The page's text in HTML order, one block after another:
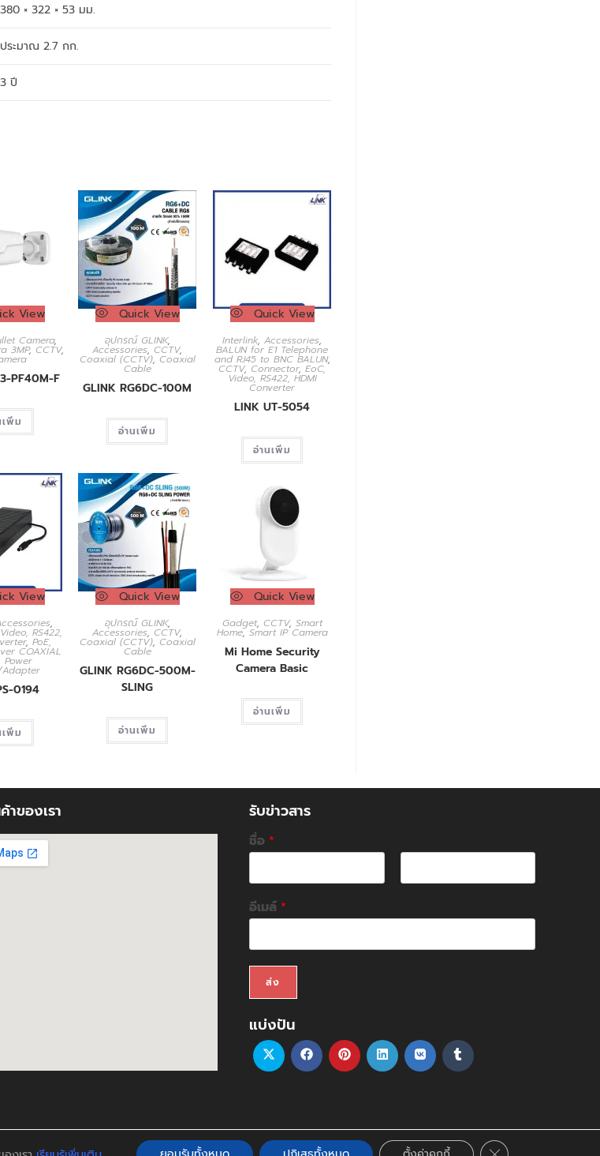
380 × 322 × 53 มม.
ประมาณ 2.7 กก.
3 ปี
View
Camera,
3MP, CCTV,
PF40M-F
พิ่ม
Quick View
อุปกรณ์ GLINK,
Accessories, CCTV,
Coaxial (CCTV), Coaxial
Cable
GLINK RG6DC-100M
อ่านเพิ่ม
Quick View
Interlink,Accessories,
BALUN for E1 Telephone
and RJ45 to BNC BALUN,
CCTV, Connector,EoC,
Video, RS422, HDMI
Converter
LINK UT-5054
อ่านเพิ่ม
View
,
RS422,
,PoE,
COAXIAL
Power
0194
พิ่ม
Quick View
อุปกรณ์ GLINK,
Accessories, CCTV,
Coaxial (CCTV), Coaxial
Cable
GLINK RG6DC-500M-
SLING
อ่านเพิ่ม
Quick View
Gadget, CCTV, Smart
Home,Smart IP Camera
Mi Home Security
Camera Basic
อ่านเพิ่ม
าของเรา รับข่าวสาร
ชื่อ *
F
i
r
L
อีเมล์ *
ส่ง
แบ่งปัน
Close GDPR